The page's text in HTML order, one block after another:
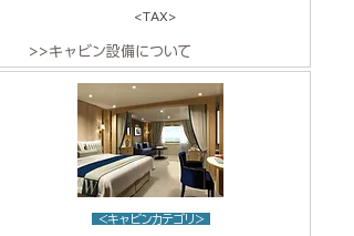
<TAX>
>>キャビン設備について
<キャビンカテゴリ>